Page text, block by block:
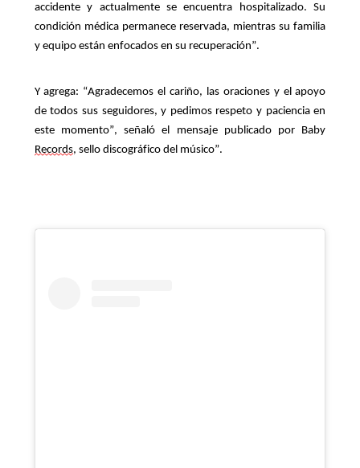
accidente y actualmente se encuentra hospitalizado. Su
condición médica permanece reservada, mientras su familia
y equipo están enfocados en su recuperación”.
Y agrega: “Agradecemos el cariño, las oraciones y el apoyo
de todos sus seguidores, y pedimos respeto y paciencia en
este momento”, señaló el mensaje publicado por Baby
Records, sello discográfico del músico”.